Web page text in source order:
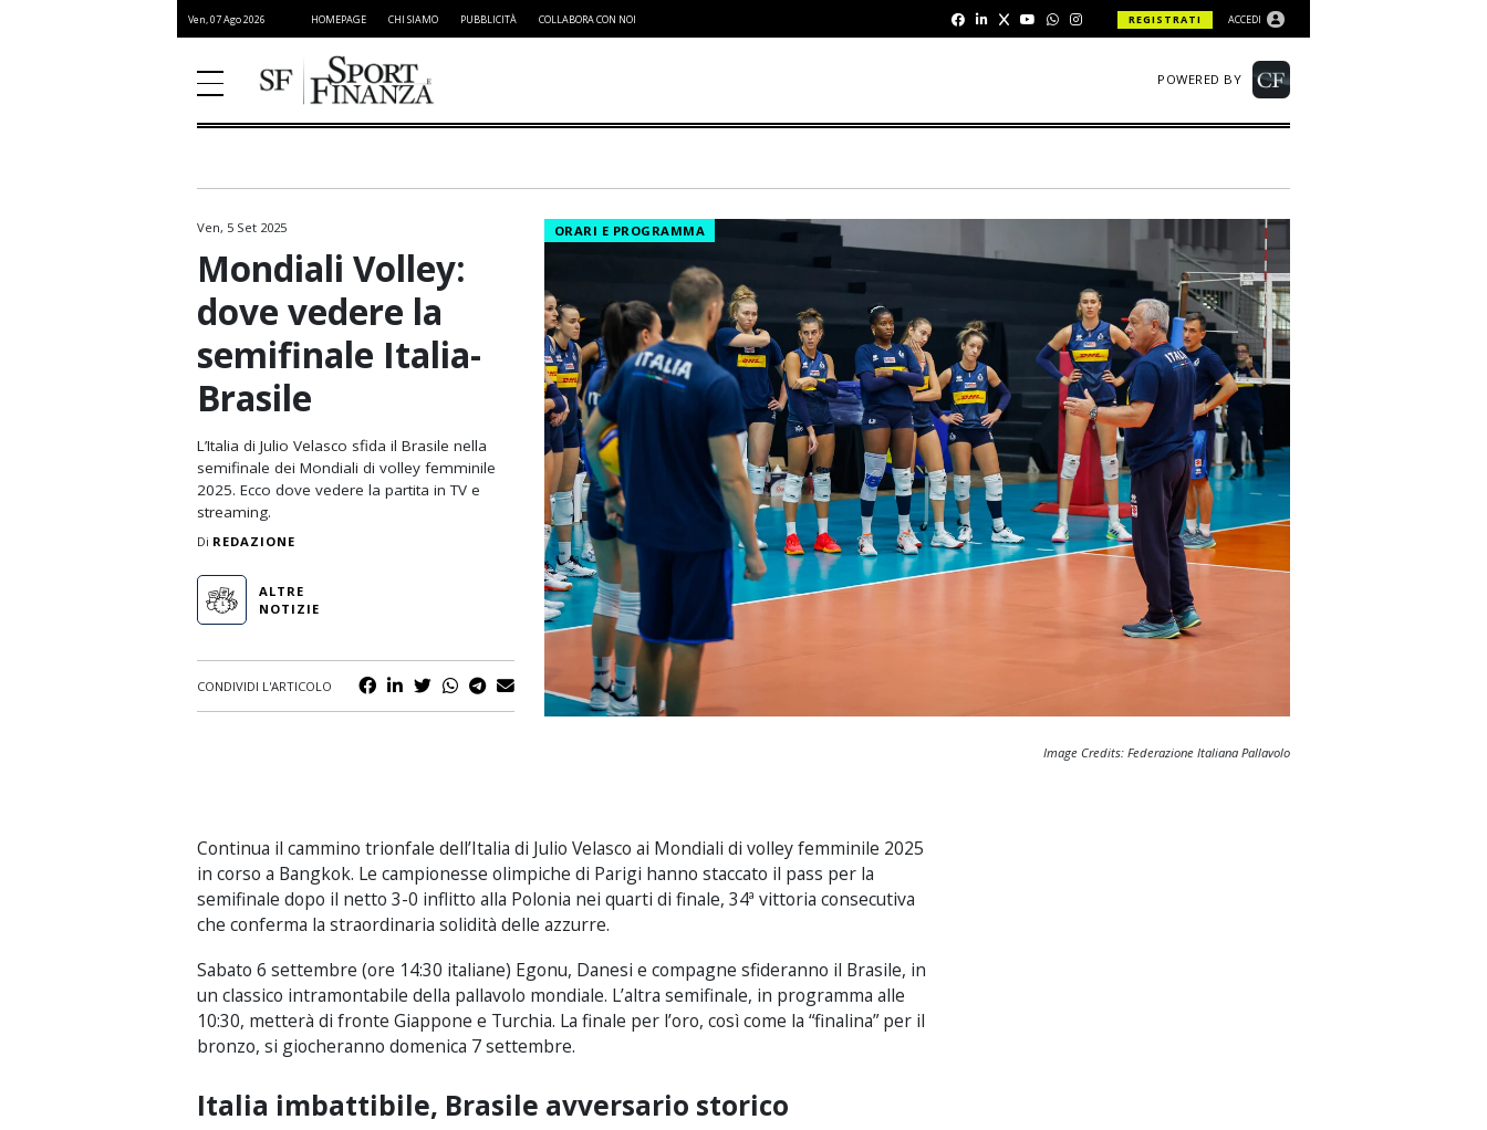
Ven, 07 Ago 2026 HOMEPAGE CHI SIAMO PUBBLICITÀ COLLABORA CON NOI REGISTRATI ACCEDI
POWERED BY
Atletica Leggera
Basket
Ciclismo
Formula 1
Golf
Moto GP
NFL
Nuoto
Rugby
Sci e Sport Invernali
Tennis
Ven, 5 Set 2025
Mondiali Volley:
dove vedere la
semifinale Italia-
Brasile
L’Italia di Julio Velasco sfida il Brasile nella
semifinale dei Mondiali di volley femminile
2025. Ecco dove vedere la partita in TV e
streaming.
Di REDAZIONE
ALTRE
NOTIZIE
CONDIVIDI L'ARTICOLO
ORARI E PROGRAMMA
Image Credits: Federazione Italiana Pallavolo
Continua il cammino trionfale dell’Italia di Julio Velasco ai Mondiali di volley femminile 2025
in corso a Bangkok. Le campionesse olimpiche di Parigi hanno staccato il pass per la
semifinale dopo il netto 3-0 inflitto alla Polonia nei quarti di finale, 34ª vittoria consecutiva
che conferma la straordinaria solidità delle azzurre.
Sabato 6 settembre (ore 14:30 italiane) Egonu, Danesi e compagne sfideranno il Brasile, in
un classico intramontabile della pallavolo mondiale. L’altra semifinale, in programma alle
10:30, metterà di fronte Giappone e Turchia. La finale per l’oro, così come la “finalina” per il
bronzo, si giocheranno domenica 7 settembre.
Italia imbattibile, Brasile avversario storico